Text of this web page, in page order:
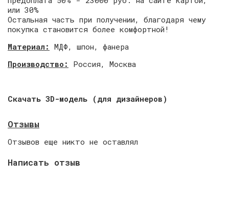
или 30%
Остальная часть при получении, благодаря чему
покупка становится более комфортной!
Материал: МДФ, шпон, фанера
Производство:
Россия, Москва
Скачать 3D-модель (для дизайнеров)
Отзывы
Отзывов еще никто не оставлял
Написать отзыв